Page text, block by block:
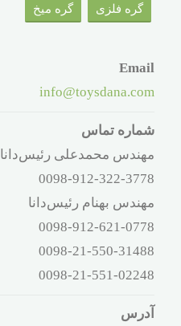
گره فلزی گره میخ
Email
info@toysdana.com
شماره تماس
مهندس محمدعلی رئیس‌دانا
0098-912-322-3778
مهندس بهنام رئیس‌دانا
0098-912-621-0778
0098-21-550-31488
0098-21-551-02248
آدرس